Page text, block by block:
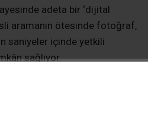
adeta bir ‘dijital
aramanın ötesinde fotoğraf,
saniyeler içinde yetkili
sağlıyor.